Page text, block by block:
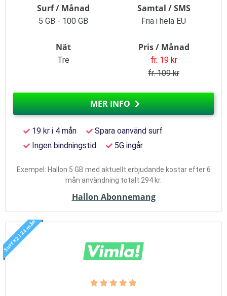
Surf / Månad
5 GB - 100 GB
Samtal / SMS
Fria i hela EU
Nät
Tre
Pris / Månad
fr. 19 kr
fr. 109 kr
MER INFO
19 kr i 4 mån
Spara oanvänd surf
Ingen bindningstid
5G ingår
Exempel: Hallon 5 GB med aktuellt erbjudande kostar efter 6
mån användning totalt 294 kr.
Hallon Abonnemang
Surf x2 i 24 mån